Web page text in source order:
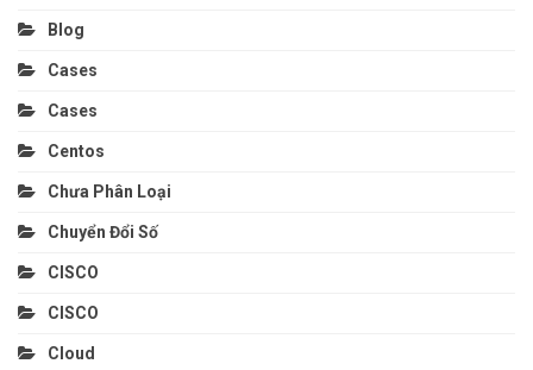
Blog
Cases
Cases
Centos
Chưa Phân Loại
Chuyển Đổi Số
CISCO
CISCO
Cloud